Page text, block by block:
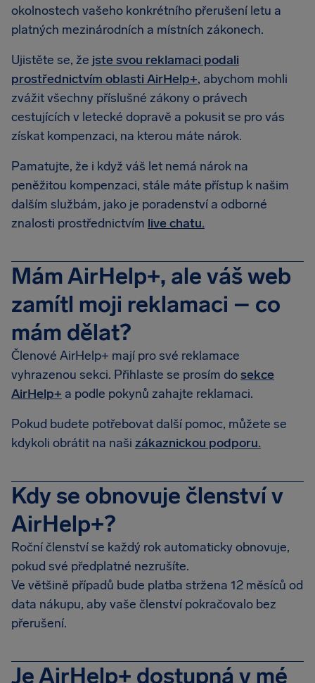
okolnostech vašeho konkrétního přerušení letu a
platných mezinárodních a místních zákonech.
Ujistěte se, že jste svou reklamaci podali
prostřednictvím oblasti AirHelp+, abychom mohli
zvážit všechny příslušné zákony o právech
cestujících v letecké dopravě a pokusit se pro vás
získat kompenzaci, na kterou máte nárok.
Pamatujte, že i když váš let nemá nárok na
peněžitou kompenzaci, stále máte přístup k našim
dalším službám, jako je poradenství a odborné
znalosti prostřednictvím live chatu.
Mám AirHelp+, ale váš web
zamítl moji reklamaci – co
mám dělat?
Členové AirHelp+ mají pro své reklamace
vyhrazenou sekci. Přihlaste se prosím dosekce
AirHelp+ a podle pokynů zahajte reklamaci.
Pokud budete potřebovat další pomoc, můžete se
kdykoli obrátit na naši zákaznickou podporu.
Kdy se obnovuje členství v
AirHelp+?
Roční členství se každý rok automaticky obnovuje,
pokud své předplatné nezrušíte.
Ve většině případů bude platba stržena 12 měsíců od
data nákupu, aby vaše členství pokračovalo bez
přerušení.
Je AirHelp+ dostupná v mé